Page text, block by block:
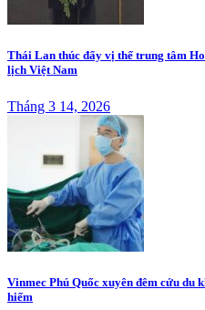
Thái Lan thúc đẩy vị thế trung tâm
lịch Việt Nam
Tháng 3 14, 2026
Vinmec Phú Quốc xuyên đêm cứu du
hiếm